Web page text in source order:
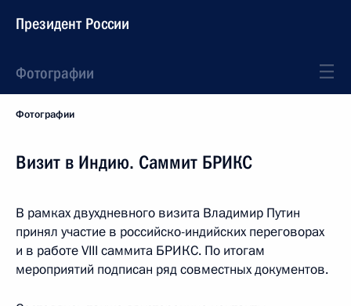
Президент России
Фотографии
Фотографии
Визит в Индию. Саммит БРИКС
В рамках двухдневного визита Владимир Путин
принял участие в российско-индийских переговорах
и в работе VIII саммита БРИКС. По итогам
мероприятий подписан ряд совместных документов.